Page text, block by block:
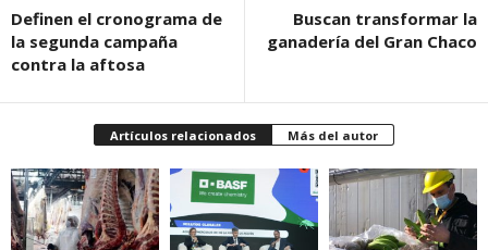
Definen el cronograma de
la segunda campaña
contra la aftosa
Buscan transformar la
ganadería del Gran Chaco
Artículos relacionados Más del autor